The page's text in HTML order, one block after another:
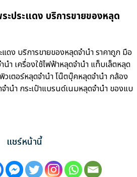
ะประแดง บริการขายของหลุด
ดง บริการขายของหลุดจำนำ ราคาถูก มือ
ำ เครื่องใช้ไฟฟ้าหลุดจำนำ แท็บเล็ตหลุด
วเตอร์หลุดจำนำ โน๊ตบุ๊คหลุดจำนำ กล้อง
ำนำ กระเป๋าแบรนด์เนมหลุดจำนำ ของแบ
แชร์หน้านี้